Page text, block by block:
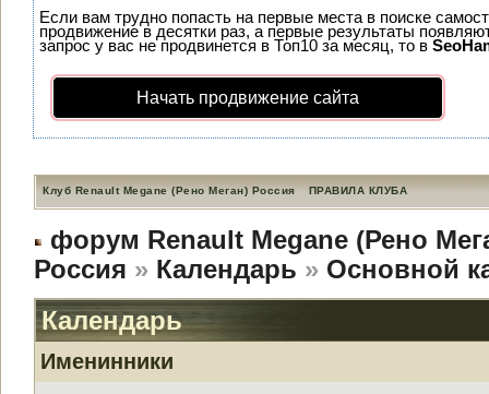
Если вам трудно попасть на первые места в поиске
продвижение в десятки раз, а первые результаты
запрос у вас не продвинется в Топ10 за месяц, то в
Начать продвижение сайта
Клуб Renault Megane (Рено Меган) Россия ПРАВИЛА КЛУБА
форум Renault Megane (Рено
Россия » Календарь » Основной
Календарь
Именинники